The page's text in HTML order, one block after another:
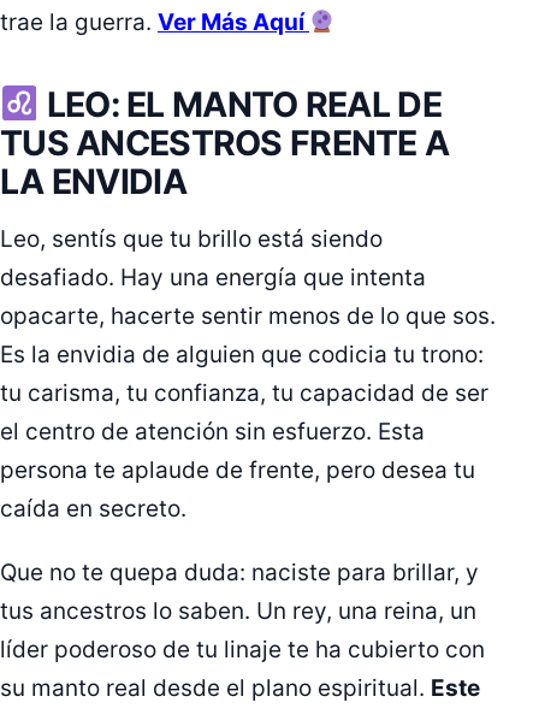
trae la guerra. Ver Más Aquí
LEO: EL MANTO REAL DE
TUS ANCESTROS FRENTE A
LA ENVIDIA
Leo, sentís que tu brillo está siendo
desafiado. Hay una energía que intenta
opacarte, hacerte sentir menos de lo que sos.
Es la envidia de alguien que codicia tu trono:
tu carisma, tu confianza, tu capacidad de ser
el centro de atención sin esfuerzo. Esta
persona te aplaude de frente, pero desea tu
caída en secreto.
Que no te quepa duda: naciste para brillar, y
tus ancestros lo saben. Un rey, una reina, un
líder poderoso de tu linaje te ha cubierto con
su manto real desde el plano espiritual. Este